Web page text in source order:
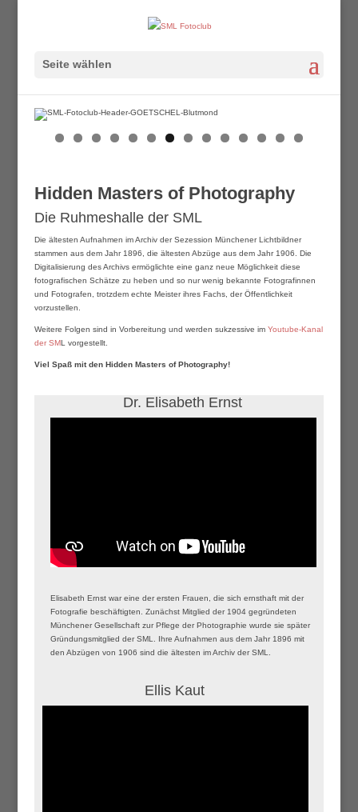
Seite wählen
Hidden Masters of Photography
Die Ruhmeshalle der SML
Die ältesten Aufnahmen im Archiv der Sezession Münchener Lichtbildner
stammen aus dem Jahr 1896, die ältesten Abzüge aus dem Jahr 1906. Die
Digitalisierung des Archivs ermöglichte eine ganz neue Möglichkeit diese
fotografischen Schätze zu heben und so nur wenig bekannte Fotografinnen
und Fotografen, trotzdem echte Meister ihres Fachs, der Öffentlichkeit
vorzustellen.
Weitere Folgen sind in Vorbereitung und werden sukzessive im Youtube-Kanal
der SML vorgestellt.
Viel Spaß mit den Hidden Masters of Photography!
Dr. Elisabeth Ernst
Elisabeth Ernst war eine der ersten Frauen, die sich ernsthaft mit der
Fotografie beschäftigten. Zunächst Mitglied der 1904 gegründeten
Münchener Gesellschaft zur Pflege der Photographie wurde sie später
Gründungsmitglied der SML. Ihre Aufnahmen aus dem Jahr 1896 mit
den Abzügen von 1906 sind die ältesten im Archiv der SML.
Ellis Kaut